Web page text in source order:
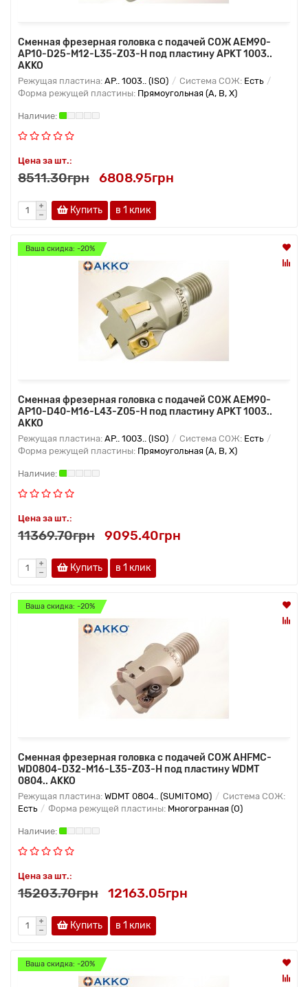
Сменная фрезерная головка с подачей СОЖ AEM90-
AP10-D25-M12-L35-Z03-H под пластину APKT 1003..
AKKO
Режущая пластина: AP.. 1003.. (ISO) Система СОЖ: Есть
Форма режущей пластины: Прямоугольная (A, B, X)
Цена за шт.:
8511.30грн 6808.95грн
Купить в 1 клик
Ваша скидка: -20%
Сменная фрезерная головка с подачей СОЖ AEM90-
AP10-D40-M16-L43-Z05-H под пластину APKT 1003..
AKKO
Режущая пластина: AP.. 1003.. (ISO) Система СОЖ: Есть
Форма режущей пластины: Прямоугольная (A, B, X)
Цена за шт.:
11369.70грн 9095.40грн
Купить в 1 клик
Ваша скидка: -20%
Сменная фрезерная головка с подачей СОЖ AHFMC-
WD0804-D32-M16-L35-Z03-H под пластину WDMT
0804.. AKKO
Режущая пластина: WDMT 0804.. (SUMITOMO)
Система СОЖ:
Есть
Форма режущей пластины: Многогранная (O)
Цена за шт.:
15203.70грн 12163.05грн
Купить в 1 клик
Ваша скидка: -20%